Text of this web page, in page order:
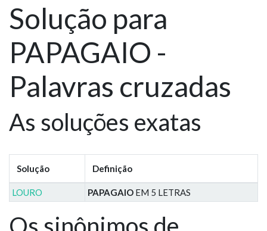
Solução para
PAPAGAIO -
Palavras cruzadas
As soluções exatas
Solução Definição
LOURO PAPAGAIO EM 5 LETRAS